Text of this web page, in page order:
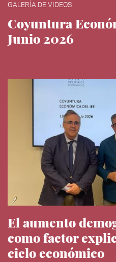
GALERÍA DE VIDEOS
Coyuntura
Junio 2026
El aumento
como factor
ciclo económico